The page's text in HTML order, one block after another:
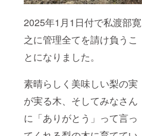
2025年1月1日付で私渡部寛
之に管理全てを請け負うこ
とになりました。
素晴らしく美味しい梨の実
が実る木、そしてみなさん
に「ありがとう」って言っ